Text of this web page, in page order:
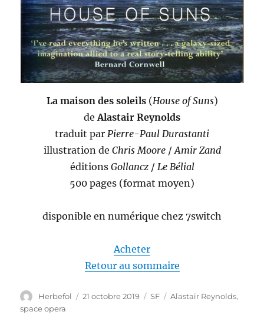
La maison des soleils(House of Suns)
deAlastair Reynolds
traduit par Pierre-Paul Durastanti
illustration de Chris Moore/Amir Zand
éditions Gollancz/ Le Bélial
500 pages (format moyen)
disponible en numérique chez 7switch
Acheter
Retour au sommaire
Auteur
Herbefol
Publié
21 octobre 2019 Catégories
SF Étiquettes
Alastair Reynolds,
space opera